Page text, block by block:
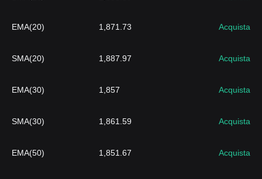
EMA(20) 1,871.73 Acquista
SMA(20) 1,887.97 Acquista
EMA(30) 1,857 Acquista
SMA(30) 1,861.59 Acquista
EMA(50) 1,851.67 Acquista